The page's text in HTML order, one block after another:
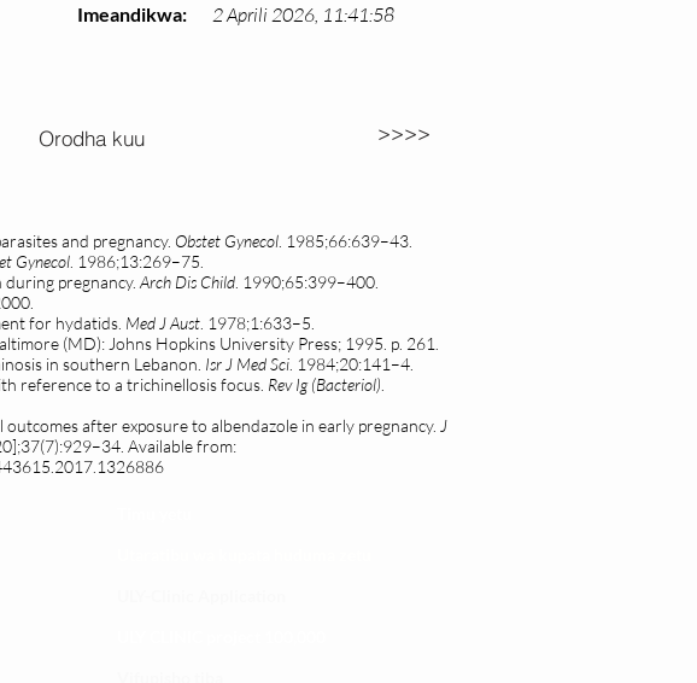
Imeandikwa:
Orodha kuu
2 Aprili 2026, 11:41:58
>>>>
and pregnancy. Obstet Gynecol . 1985;66:639–43.
Gynecol . 1986;13:269–75.
pregnancy. Arch Dis Child . 1990;65:399–400.
for hydatids. Med J Aust . 1978;1:633–5.
(MD): Johns Hopkins University Press; 1995. p. 261.
in southern Lebanon. Isr J Med Sci . 1984;20:141–4.
reference to a trichinellosis focus. Rev Ig (Bacteriol)
outcomes after exposure to albendazole in early pregnancy. J
Available from: